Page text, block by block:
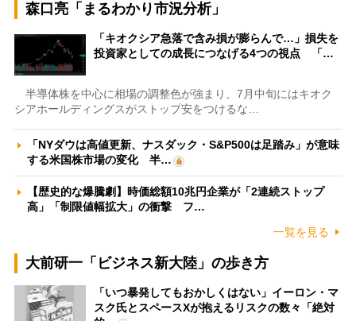
森口亮「まるわかり市況分析」
「キオクシア急落で含み損が膨らんで…」損失を
投資家としての成長につなげる4つの視点 「…
半導体株を中心に相場の調整色が強まり、7月中旬にはキオク
シアホールディングスがストップ安をつけるな…
「NYダウは高値更新、ナスダック・S&P500は足踏み」が意味
する米国株市場の変化 半…
【歴史的な爆騰劇】時価総額10兆円企業が「2連続ストップ
高」「制限値幅拡大」の衝撃 フ…
一覧を見る
大前研一「ビジネス新大陸」の歩き方
「いつ暴発してもおかしくはない」イーロン・マ
スク氏とスペースXが抱えるリスクの数々「絶対